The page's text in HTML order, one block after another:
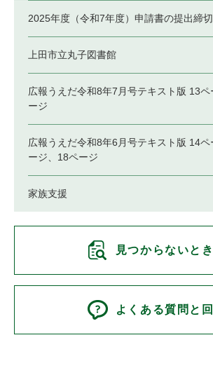
2025年度（令和7年度）申請書の提出締
上田市立丸子図書館
広報うえだ令和8年7月号テキスト版 13
ージ
広報うえだ令和8年6月号テキスト版 14
ージ、18ページ
家族支援
見つからないと
よくある質問と